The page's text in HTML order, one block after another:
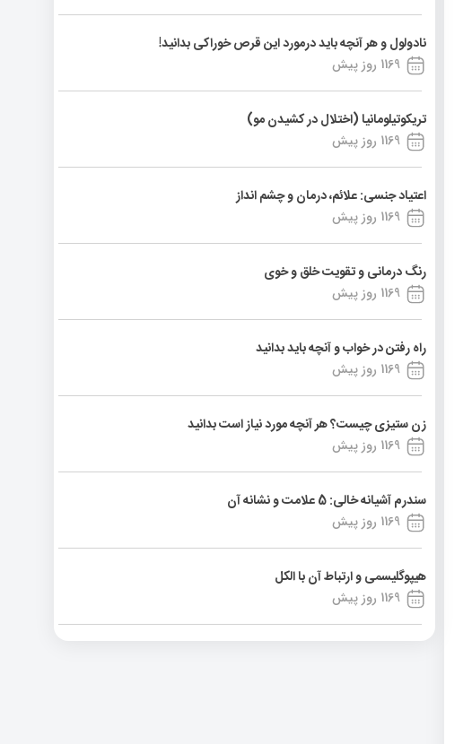
نادولول و هر آنچه باید درمورد این قرص خوراکی بدانید!
1169 روز پیش
تریکوتیلومانیا (اختلال در کشیدن مو)
1169 روز پیش
اعتیاد جنسی: علائم، درمان و چشم انداز
1169 روز پیش
رنگ درمانی و تقویت خلق و خوی
1169 روز پیش
راه رفتن در خواب و آنچه باید بدانید
1169 روز پیش
زن ستیزی چیست؟ هر آنچه مورد نیاز است بدانید
1169 روز پیش
سندرم آشیانه خالی: 5 علامت و نشانه آن
1169 روز پیش
هیپوگلیسمی و ارتباط آن با الکل
1169 روز پیش